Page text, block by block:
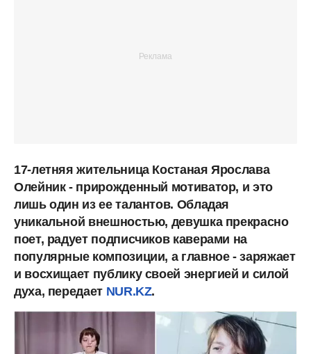
17-летняя жительница Костаная Ярослава
Олейник - прирожденный мотиватор, и это
лишь один из ее талантов. Обладая
уникальной внешностью, девушка прекрасно
поет, радует подписчиков каверами на
популярные композиции, а главное - заряжает
и восхищает публику своей энергией и силой
духа, передает NUR.KZ.